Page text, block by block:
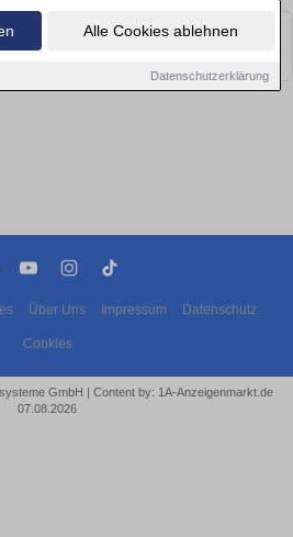
Alle Cookies ablehnen
Datenschutzerklärung
passenden Objekte finden. Schauen Sie
Über Uns Impressum Datenschutz
Cookies
GmbH | Content by: 1A-Anzeigenmarkt.de
07.08.2026